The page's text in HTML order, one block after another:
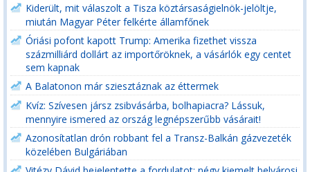
Kiderült, mit válaszolt a Tisza köztársaságielnök-jelöltje,
miután Magyar Péter felkérte államfőnek
Óriási pofont kapott Trump: Amerika fizethet vissza
százmilliárd dollárt az importőröknek, a vásárlók egy centet
sem kapnak
A Balatonon már sziesztáznak az éttermek
Kvíz: Szívesen jársz zsibvásárba, bolhapiacra? Lássuk,
mennyire ismered az ország legnépszerűbb vásárait!
Azonosítatlan drón robbant fel a Transz-Balkán gázvezeték
közelében Bulgáriában